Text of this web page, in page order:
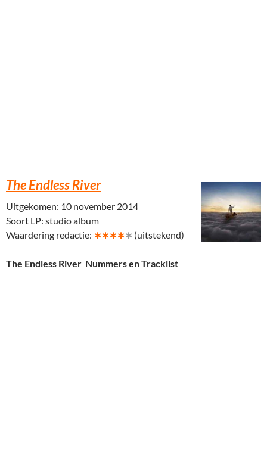
The Endless River
Uitgekomen: 10 november 2014
Soort LP: studio album
Waardering redactie: ∗∗∗∗∗ (uitstekend)
The Endless River Nummers en Tracklist